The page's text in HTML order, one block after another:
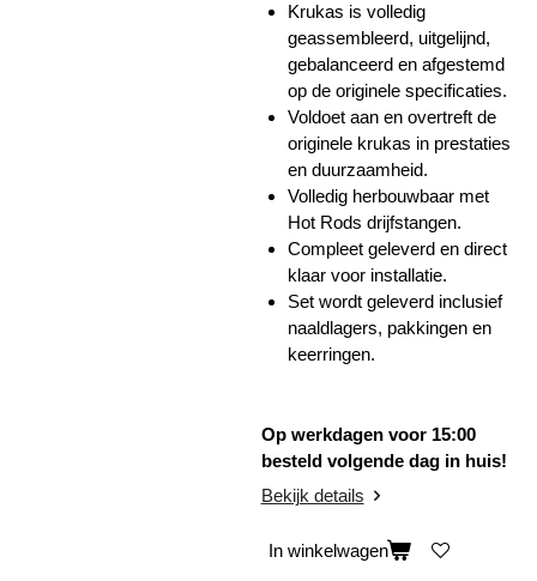
Krukas is volledig
geassembleerd, uitgelijnd,
gebalanceerd en afgestemd
op de originele specificaties.
Voldoet aan en overtreft de
originele krukas in prestaties
en duurzaamheid.
Volledig herbouwbaar met
Hot Rods drijfstangen.
Compleet geleverd en direct
klaar voor installatie.
Set wordt geleverd inclusief
naaldlagers, pakkingen en
keerringen.
Op werkdagen voor 15:00
besteld volgende dag in huis!
Bekijk details
In winkelwagen